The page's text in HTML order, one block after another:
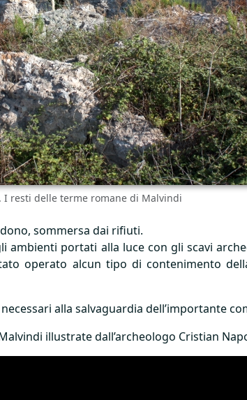
I resti delle terme romane di Malvindi
sommersa dai rifiuti.
ambienti portati alla luce con gli scavi
operato alcun tipo di contenimento
alla salvaguardia dell’importante
illustrate dall’archeologo Cristian